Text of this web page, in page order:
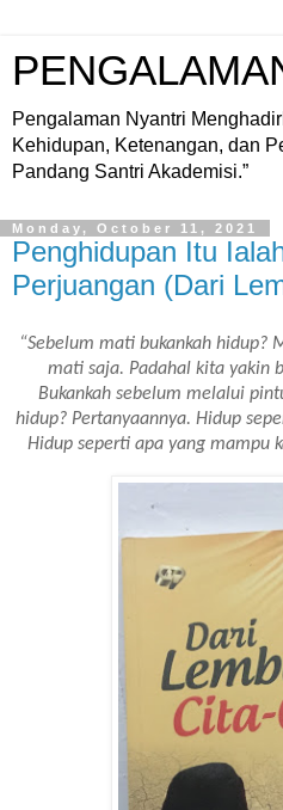
Pengalaman Nyantri
Kehidupan, Ketenangan, dan
Pandang Santri Akademisi.”
Monday, October 11, 2021
Penghidupan Itu
Perjuangan (Dari
“Sebelum mati bukankah
mati saja. Padahal kita yakin
Bukankah sebelum melalui
hidup? Pertanyaannya. Hidup
Hidup seperti apa yang mampu